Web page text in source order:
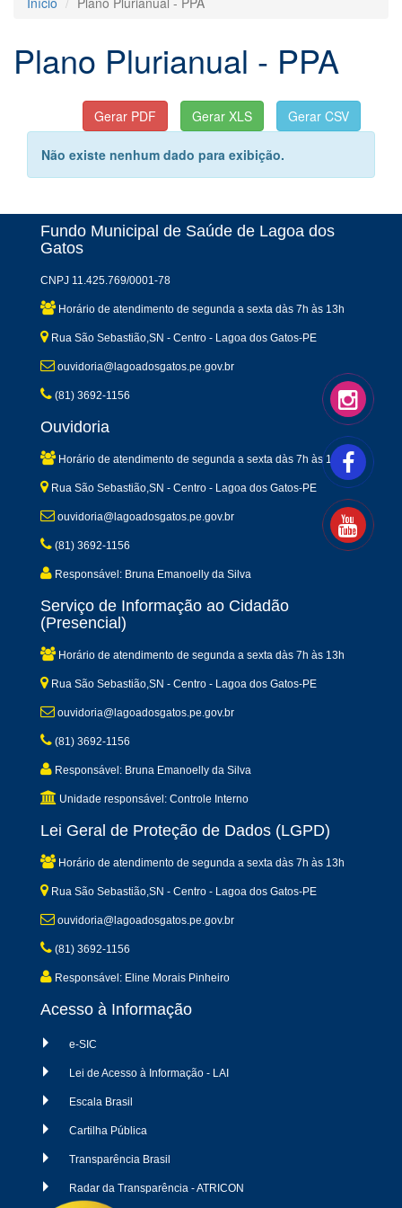
Plano Plurianual - PPA
Não existe nenhum dado para exibição.
Fundo Municipal de Saúde de Lagoa dos
Gatos
CNPJ 11.425.769/0001-78
Horário de atendimento de segunda a sexta dàs 7h às 13h
Rua São Sebastião,SN - Centro - Lagoa dos Gatos-PE
ouvidoria@lagoadosgatos.pe.gov.br
(81) 3692-1156
Ouvidoria
Horário de atendimento de segunda a sexta dàs 7h às 13h
Rua São Sebastião,SN - Centro - Lagoa dos Gatos-PE
ouvidoria@lagoadosgatos.pe.gov.br
(81) 3692-1156
Responsável: Bruna Emanoelly da Silva
Serviço de Informação ao Cidadão
(Presencial)
Horário de atendimento de segunda a sexta dàs 7h às 13h
Rua São Sebastião,SN - Centro - Lagoa dos Gatos-PE
ouvidoria@lagoadosgatos.pe.gov.br
(81) 3692-1156
Responsável: Bruna Emanoelly da Silva
Unidade responsável: Controle Interno
Lei Geral de Proteção de Dados (LGPD)
Horário de atendimento de segunda a sexta dàs 7h às 13h
Rua São Sebastião,SN - Centro - Lagoa dos Gatos-PE
ouvidoria@lagoadosgatos.pe.gov.br
(81) 3692-1156
Responsável: Eline Morais Pinheiro
Acesso à Informação
e-SIC
Lei de Acesso à Informação - LAI
Escala Brasil
Cartilha Pública
Transparência Brasil
Radar da Transparência - ATRICON